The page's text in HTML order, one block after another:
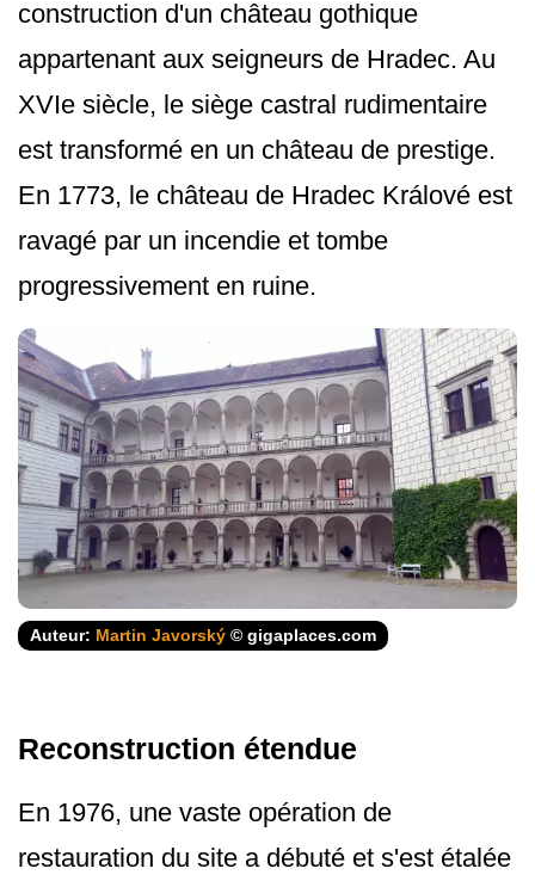
construction d'un château gothique
appartenant aux seigneurs de Hradec. Au
XVIe siècle, le siège castral rudimentaire
est transformé en un château de prestige.
En 1773, le château de Hradec Králové est
ravagé par un incendie et tombe
progressivement en ruine.
Auteur: Martin Javorský © gigaplaces.com
Reconstruction étendue
En 1976, une vaste opération de
restauration du site a débuté et s'est étalée